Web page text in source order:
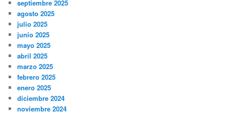
septiembre 2025
agosto 2025
julio 2025
junio 2025
mayo 2025
abril 2025
marzo 2025
febrero 2025
enero 2025
diciembre 2024
noviembre 2024